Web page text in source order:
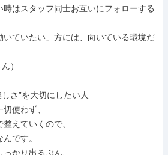
時はスタッフ同士お互いにフォローする
いていたい」方には、向いている環境だ
）
さ”を大切にしたい人
使わず、
えていくので、
です。
かり出るぶん、